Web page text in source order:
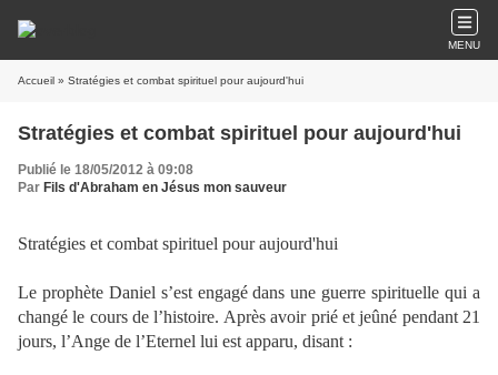
MENU
Accueil » Stratégies et combat spirituel pour aujourd'hui
Stratégies et combat spirituel pour aujourd'hui
Publié le 18/05/2012 à 09:08
Par Fils d'Abraham en Jésus mon sauveur
Stratégies et combat spirituel pour aujourd'hui
Le prophète Daniel s’est engagé dans une guerre spirituelle qui a
changé le cours de l’histoire. Après avoir prié et jeûné pendant 21
jours, l’Ange de l’Eternel lui est apparu, disant :